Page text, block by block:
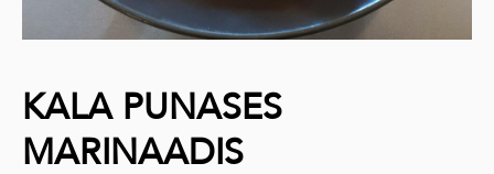
KALA PUNASES
MARINAADIS